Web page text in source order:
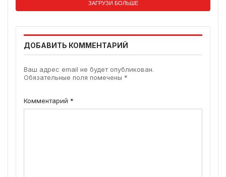
ЗАГРУЗИ БОЛЬШЕ
ДОБАВИТЬ КОММЕНТАРИЙ
Ваш адрес email не будет опубликован.
Обязательные поля помечены *
Комментарий *